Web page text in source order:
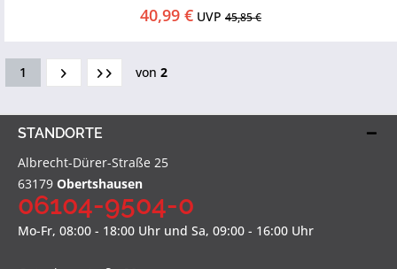
40,99 € UVP 45,85 €
1 von 2
STANDORTE
Albrecht-Dürer-Straße 25
63179 Obertshausen
06104-9504-0
Mo-Fr, 08:00 - 18:00 Uhr und Sa, 09:00 - 16:00 Uhr